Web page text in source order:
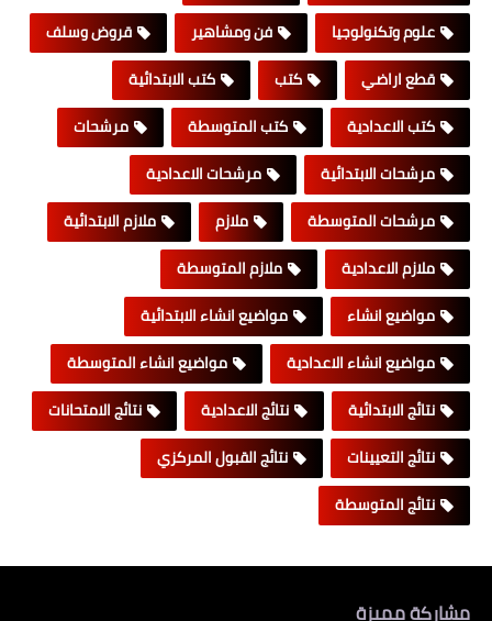
علوم وتكنولوجيا
فن ومشاهير
قروض وسلف
قطع اراضي
كتب
كتب الابتدائية
كتب الاعدادية
كتب المتوسطة
مرشحات
مرشحات الابتدائية
مرشحات الاعدادية
مرشحات المتوسطة
ملازم
ملازم الابتدائية
ملازم الاعدادية
ملازم المتوسطة
مواضيع انشاء
مواضيع انشاء الابتدائية
مواضيع انشاء الاعدادية
مواضيع انشاء المتوسطة
نتائج الابتدائية
نتائج الاعدادية
نتائج الامتحانات
نتائج التعيينات
نتائج القبول المركزي
نتائج المتوسطة
مشاركة مميزة